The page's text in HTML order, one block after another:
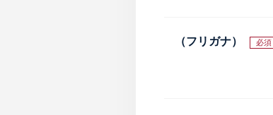
（フリガナ） 必須